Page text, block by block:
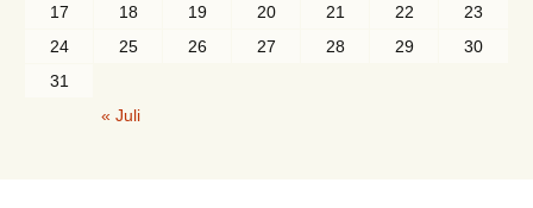
17
18 19 20 21 22
23
24
25 26 27 28 29
30
31
« Juli